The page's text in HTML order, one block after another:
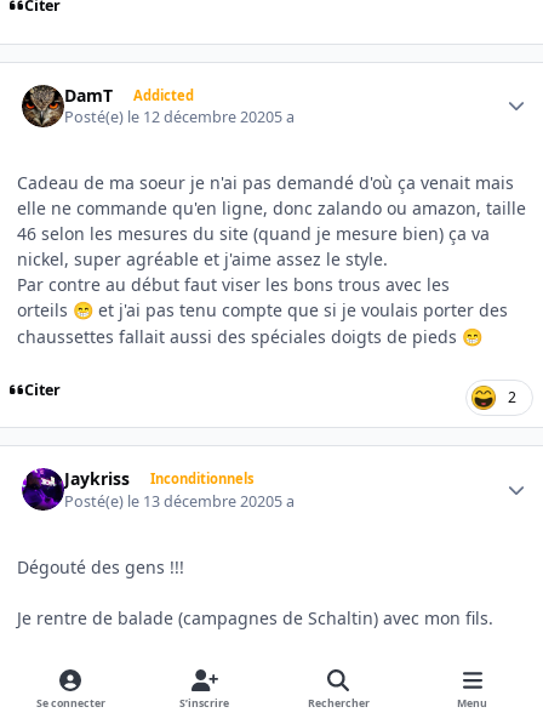
Citer
DamT Addicted
Posté(e) le 12 décembre 20205 a
Cadeau de ma soeur je n'ai pas demandé d'où ça venait mais
elle ne commande qu'en ligne, donc zalando ou amazon, taille
46 selon les mesures du site (quand je mesure bien) ça va
nickel, super agréable et j'aime assez le style.
Par contre au début faut viser les bons trous avec les
orteils 😁 et j'ai pas tenu compte que si je voulais porter des
chaussettes fallait aussi des spéciales doigts de pieds 😁
Citer 2
Jaykriss Inconditionnels
Posté(e) le 13 décembre 20205 a
Dégouté des gens !!!
Je rentre de balade (campagnes de Schaltin) avec mon fils.
On s'est fait engueuler comme du poisson pourri par un
connard de vttiste aspirant UCI et qui s'emballe parce que
Se connecter S’inscrire Rechercher Menu